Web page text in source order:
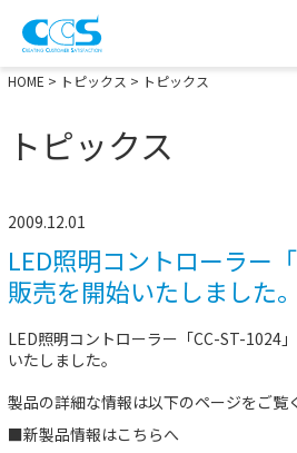
画像処理用の製品検索
HOME > トピックス > トピックス
トピックス
2009.12.01
LED照明コントローラー
販売を開始いたしました。
LED照明コントローラー「CC-ST-1024
いたしました。
製品の詳細な情報は以下のページをご覧
■新製品情報はこちらへ